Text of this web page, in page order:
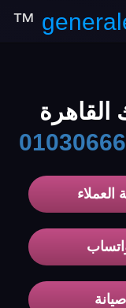
™
القاهرة